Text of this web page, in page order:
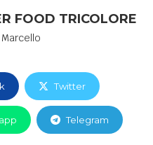
FOOD TRICOLORE
Twitter
Telegram